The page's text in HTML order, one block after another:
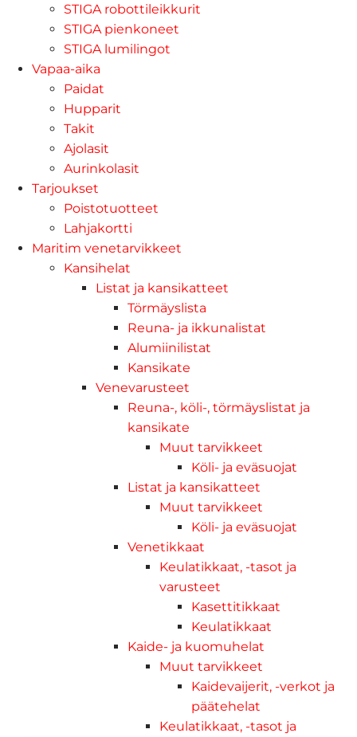
STIGA robottileikkurit
STIGA pienkoneet
STIGA lumilingot
Vapaa-aika
Paidat
Hupparit
Takit
Ajolasit
Aurinkolasit
Tarjoukset
Poistotuotteet
Lahjakortti
Maritim venetarvikkeet
Kansihelat
Listat ja kansikatteet
Törmäyslista
Reuna- ja ikkunalistat
Alumiinilistat
Kansikate
Venevarusteet
Reuna-, köli-, törmäyslistat ja
kansikate
Muut tarvikkeet
Köli- ja eväsuojat
Listat ja kansikatteet
Muut tarvikkeet
Köli- ja eväsuojat
Venetikkaat
Keulatikkaat, -tasot ja
varusteet
Kasettitikkaat
Keulatikkaat
Kaide- ja kuomuhelat
Muut tarvikkeet
Kaidevaijerit, -verkot ja
päätehelat
Keulatikkaat, -tasot ja